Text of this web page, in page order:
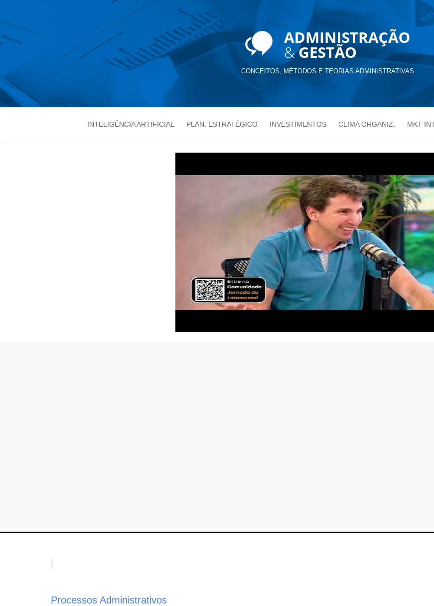
CONCEITOS, MÉTODOS E TEORIAS ADMINISTRATIVAS
INTELIGÊNCIA ARTIFICIAL PLAN. ESTRATÉGICO INVESTIMENTOS CLIMA ORGANIZ. MKT
Processos Administrativos